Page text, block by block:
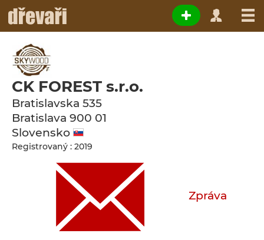
CK FOREST s.r.o.
Bratislavska 535
Bratislava 900 01
Slovensko
Registrovaný : 2019
Zpráva